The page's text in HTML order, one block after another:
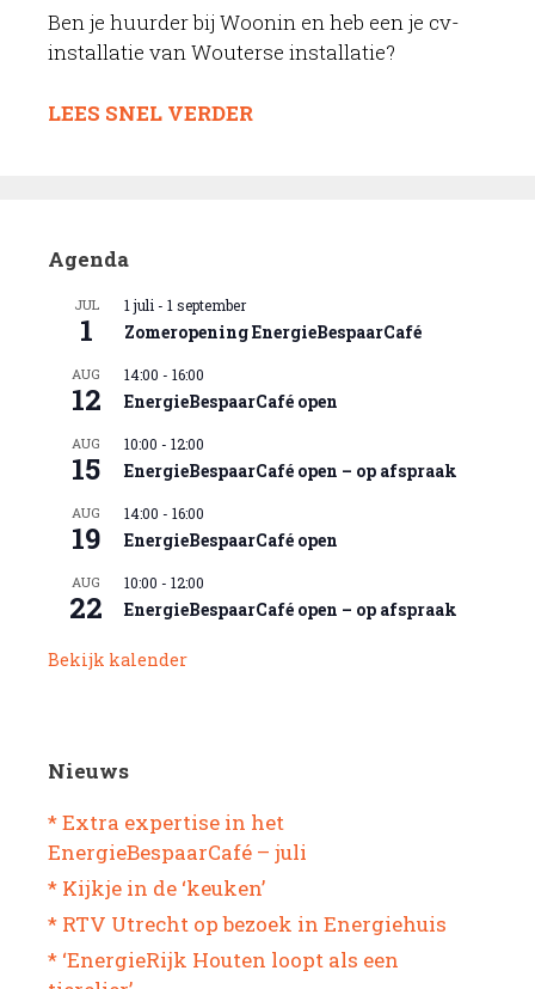
Ben je huurder bij Woonin en heb een je cv-
installatie van Wouterse installatie?
LEES SNEL VERDER
Agenda
JUL
1
1 juli - 1 september
Zomeropening EnergieBespaarCafé
AUG
12
14:00 - 16:00
EnergieBespaarCafé open
AUG
15
10:00 - 12:00
EnergieBespaarCafé open – op afspraak
AUG
19
14:00 - 16:00
EnergieBespaarCafé open
AUG
22
10:00 - 12:00
EnergieBespaarCafé open – op afspraak
Bekijk kalender
Nieuws
* Extra expertise in het
EnergieBespaarCafé – juli
* Kijkje in de ‘keuken’
* RTV Utrecht op bezoek in Energiehuis
* ‘EnergieRijk Houten loopt als een